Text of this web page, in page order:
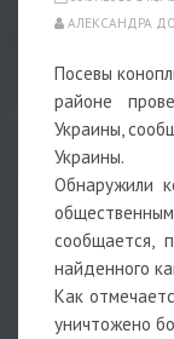
АЛЕКСАНДРА
Посевы
районе
Украины,
Украины.
Обнаружили
сообщается,
найденного
Как
уничтожено